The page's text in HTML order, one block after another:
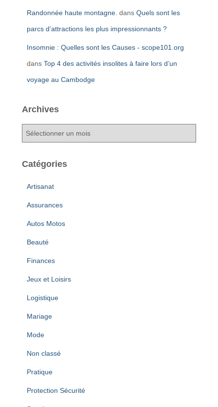
Randonnée haute montagne. dans Quels sont les
parcs d’attractions les plus impressionnants ?
Insomnie : Quelles sont les Causes - scope101.org
dans Top 4 des activités insolites à faire lors d’un
voyage au Cambodge
Archives
h
Catégories
Artisanat
Assurances
Autos Motos
Beauté
Finances
Jeux et Loisirs
Logistique
Mariage
Mode
Non classé
Pratique
Protection Sécurité